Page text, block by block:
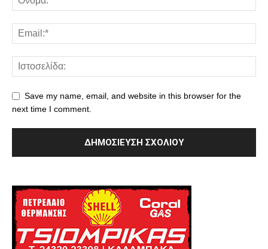
Save my name, email, and website in this browser for the
next time I comment.